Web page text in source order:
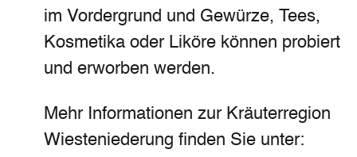
im Vordergrund und Gewürze, Tees,
Kosmetika oder Liköre können probiert
und erworben werden.
Mehr Informationen zur Kräuterregion
Wiesteniederung finden Sie unter: